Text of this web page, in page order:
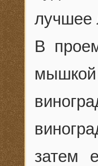
лучшее
В
мышкой
затем